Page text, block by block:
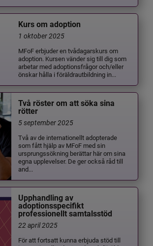
Kurs om adoption
1 oktober 2025
MFoF erbjuder en tvådagarskurs om
adoption. Kursen vänder sig till dig som
arbetar med adoptionsfrågor och/eller
önskar hålla i föräldrautbildning in...
Två röster om att söka sina
rötter
5 september 2025
Två av de internationellt adopterade
som fått hjälp av MFoF med sin
ursprungssökning berättar här om sina
egna upplevelser. De ger också råd till
and...
Upphandling av
adoptionsspecifikt
professionellt samtalsstöd
22 april 2025
För att fortsatt kunna erbjuda stöd till